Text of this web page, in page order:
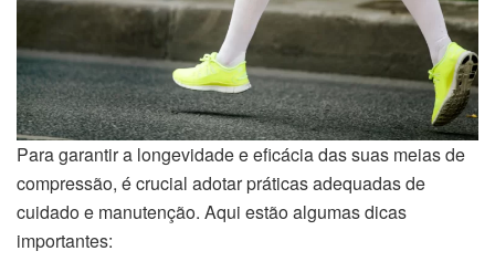
Para garantir a longevidade e eficácia das suas meias de
compressão, é crucial adotar práticas adequadas de
cuidado e manutenção. Aqui estão algumas dicas
importantes: